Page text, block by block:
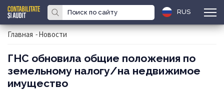
RUS
Главная -Новости
ГНС обновила общие положения по
земельному налогу/на недвижимое
имущество